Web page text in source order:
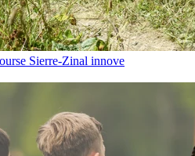
Sierre-Zinal innove